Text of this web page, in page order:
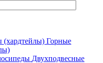
Горные
Двухподвесные